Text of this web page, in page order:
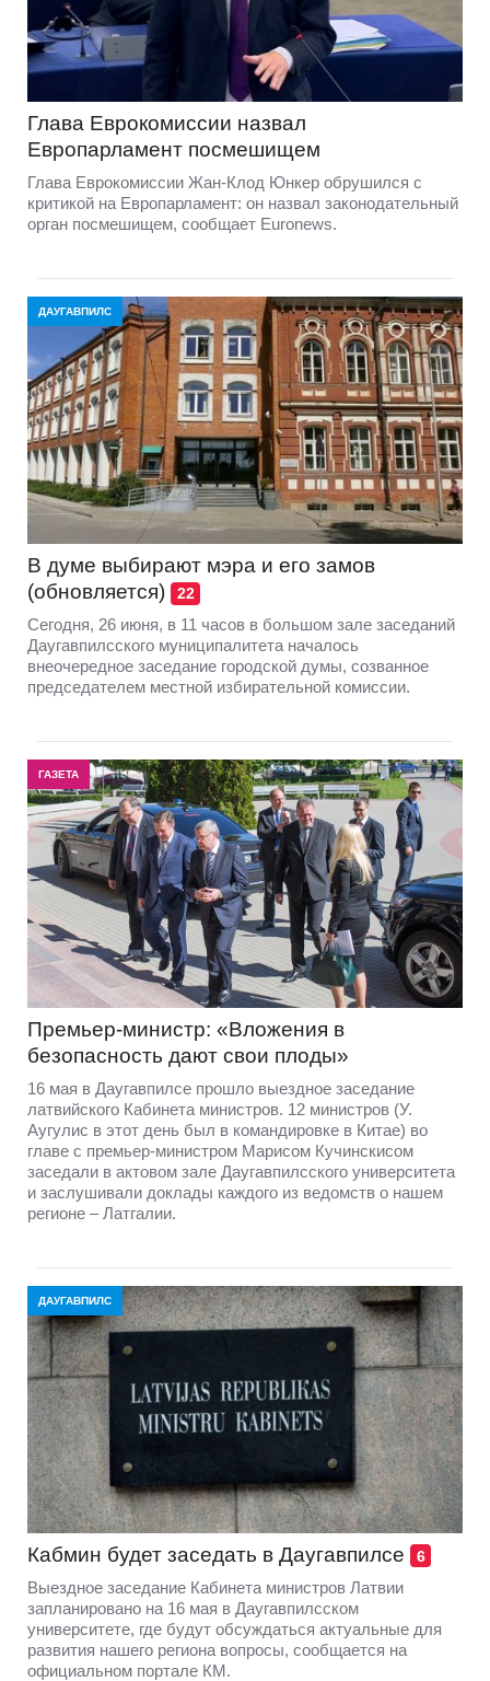
Глава Еврокомиссии назвал
Европарламент посмешищем
Глава Еврокомиссии Жан-Клод Юнкер обрушился с
критикой на Европарламент: он назвал законодательный
орган посмешищем, сообщает Euronews.
ДАУГАВПИЛС
В думе выбирают мэра и его замов
(обновляется)
22
Сегодня, 26 июня, в 11 часов в большом зале заседаний
Даугавпилсского муниципалитета началось
внеочередное заседание городской думы, созванное
председателем местной избирательной комиссии.
ГАЗЕТА
Премьер-министр: «Вложения в
безопасность дают свои плоды»
16 мая в Даугавпилсе прошло выездное заседание
латвийского Кабинета министров. 12 министров (У.
Аугулис в этот день был в командировке в Китае) во
главе с премьер-министром Марисом Кучинскисом
заседали в актовом зале Даугавпилсского университета
и заслушивали доклады каждого из ведомств о нашем
регионе – Латгалии.
ДАУГАВПИЛС
Кабмин будет заседать в Даугавпилсе 6
Выездное заседание Кабинета министров Латвии
запланировано на 16 мая в Даугавпилсском
университете, где будут обсуждаться актуальные для
развития нашего региона вопросы, сообщается на
официальном портале КМ.